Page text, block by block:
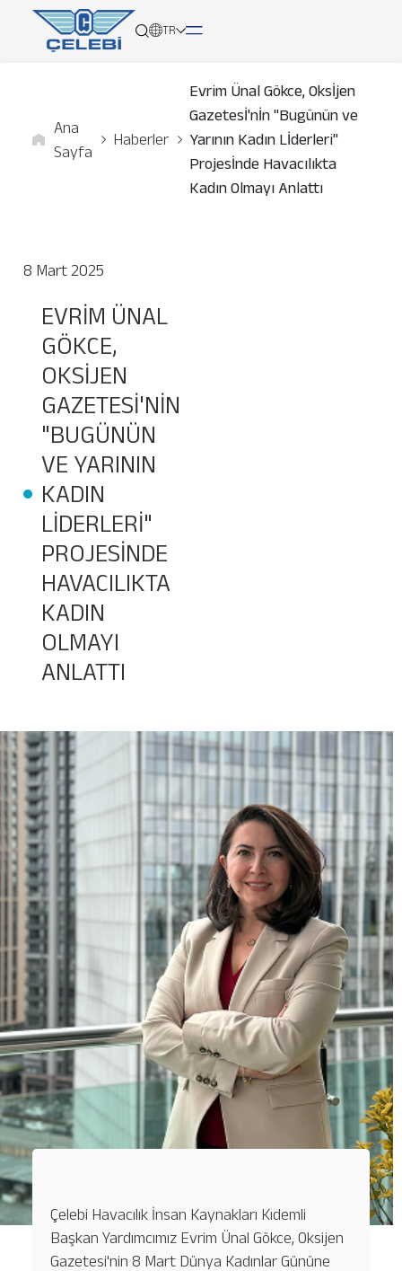
TR
Hakkımızda
Medya
Kariyer
İletişim
Kargo Takibi
Ana
Sayfa
Haberler
Evrim Ünal Gökce, Oksİjen
Gazetesİ'nİn "Bugünün ve
Yarının Kadın Lİderleri"
Projesİnde Havacılıkta
Kadın Olmayı Anlattı
8 Mart 2025
EVRIM ÜNAL
GÖKCE,
OKSİJEN
GAZETESİ'NİN
"BUGÜNÜN
VE YARININ
KADIN
LİDERLERI"
PROJESİNDE
HAVACILIKTA
KADIN
OLMAYI
ANLATTI
Çelebi Havacılık İnsan Kaynakları Kıdemli
Başkan Yardımcımız Evrim Ünal Gökce, Oksijen
Gazetesi'nin 8 Mart Dünya Kadınlar Gününe